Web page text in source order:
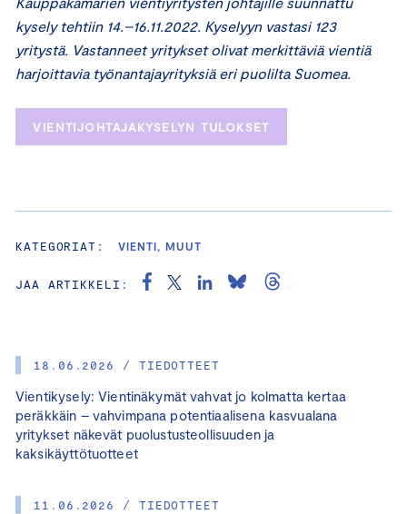
18.06.2026 / TIEDOTTEET
Vientikysely: Vientinäkymät vahvat jo kolmatta kertaa
peräkkäin – vahvimpana potentiaalisena kasvualana
yritykset näkevät puolustusteollisuuden ja
kaksikäyttötuotteet
11.06.2026 / TIEDOTTEET
kysely tehtiin 14.–16.11.2022. Kyselyyn vastasi 123
yritystä. Vastanneet yritykset olivat merkittäviä vientiä
harjoittavia työnantajayrityksiä eri puolilta Suomea.
VIENTIJOHTAJAKYSELYN TULOKSET
KATEGORIAT: VIENTI, MUUT
JAA ARTIKKELI: